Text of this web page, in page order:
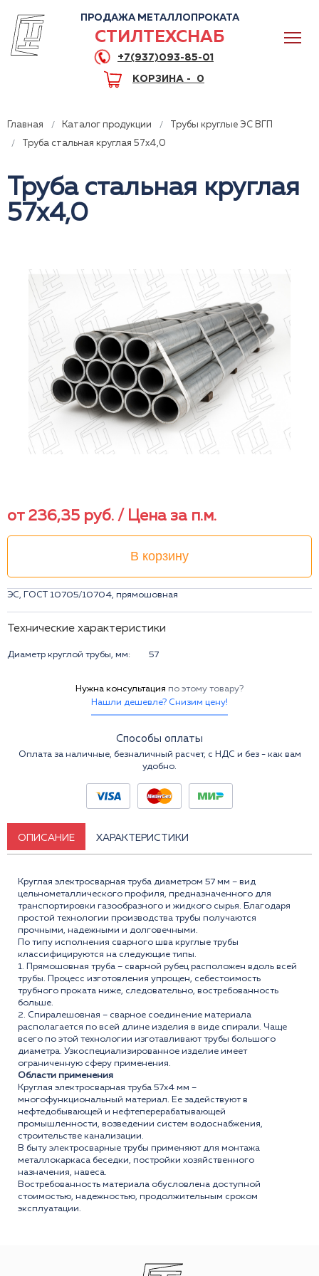
0
ПРОДАЖА МЕТАЛЛОПРОКАТА
СТИЛТЕХСНАБ
+7(937)093-85-01
КОРЗИНА - 0
Главная Каталог продукции
Трубы круглые ЭС ВГП
Труба стальная круглая 57x4,0
Труба стальная круглая
57x4,0
от 236,35 руб. / Цена за п.м.
В корзину
ЭС, ГОСТ 10705/10704, прямошовная
Технические характеристики
Диаметр круглой трубы, мм: 57
Нужна консультация по этому товару?
Нашли дешевле? Снизим цену!
Способы оплаты
Оплата за наличные, безналичный расчет, с НДС и без - как вам
удобно.
ОПИСАНИЕ ХАРАКТЕРИСТИКИ
Круглая электросварная труба диаметром 57 мм – вид
цельнометаллического профиля, предназначенного для
транспортировки газообразного и жидкого сырья. Благодаря
простой технологии производства трубы получаются
прочными, надежными и долговечными.
По типу исполнения сварного шва круглые трубы
классифицируются на следующие типы.
1. Прямошовная труба – сварной рубец расположен вдоль всей
трубы. Процесс изготовления упрощен, себестоимость
трубного проката ниже, следовательно, востребованность
больше.
2. Спиралешовная – сварное соединение материала
располагается по всей длине изделия в виде спирали. Чаще
всего по этой технологии изготавливают трубы большого
диаметра. Узкоспециализированное изделие имеет
ограниченную сферу применения.
Области применения
Круглая электросварная труба 57x4 мм –
многофункциональный материал. Ее задействуют в
нефтедобывающей и нефтеперерабатывающей
промышленности, возведении систем водоснабжения,
строительстве канализации.
В быту электросварные трубы применяют для монтажа
металлокаркаса беседки, постройки хозяйственного
назначения, навеса.
Востребованность материала обусловлена доступной
стоимостью, надежностью, продолжительным сроком
эксплуатации.